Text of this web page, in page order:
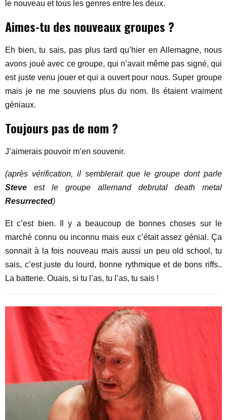
le nouveau et tous les genres entre les deux.
Aimes-tu des nouveaux groupes ?
Eh bien, tu sais, pas plus tard qu’hier en Allemagne, nous
avons joué avec ce groupe, qui n’avait même pas signé, qui
est juste venu jouer et qui a ouvert pour nous. Super groupe
mais je ne me souviens plus du nom. Ils étaient vraiment
géniaux.
Toujours pas de nom ?
J’aimerais pouvoir m’en souvenir.
(après vérification, il semblerait que le groupe dont parle
Steve est le groupe allemand debrutal death metal
Resurrected)
Et c’est bien. Il y a beaucoup de bonnes choses sur le
marché connu ou inconnu mais eux c’était assez génial. Ça
sonnait à la fois nouveau mais aussi un peu old school, tu
sais, c’est juste du lourd, bonne rythmique et de bons riffs..
La batterie. Ouais, si tu l’as, tu l’as, tu sais !